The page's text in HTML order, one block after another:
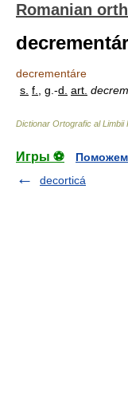
Romanian
decrementáre
s. f. , g.-d. art.
Dictionar Ortografic al Limbii
Игры ⚽
Поможем
decorticá